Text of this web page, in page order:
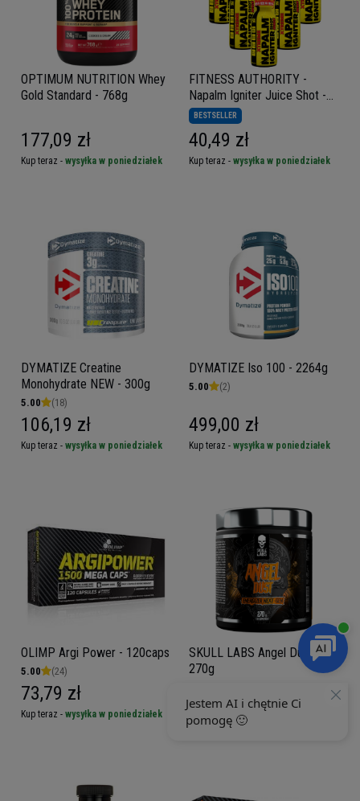
OPTIMUM NUTRITION Whey
Gold Standard - 768g
177,09 zł
Kup teraz - wysyłka w poniedziałek
FITNESS AUTHORITY -
Napalm Igniter Juice Shot -
12x 120ml
BESTSELLER
40,49 zł
Kup teraz - wysyłka w poniedziałek
DYMATIZE Creatine
Monohydrate NEW - 300g
5.00 (18)
106,19 zł
Kup teraz - wysyłka w poniedziałek
DYMATIZE Iso 100 - 2264g
5.00 (2)
499,00 zł
Kup teraz - wysyłka w poniedziałek
OLIMP Argi Power - 120caps
5.00 (24)
73,79 zł
Kup teraz - wysyłka w poniedziałek
SKULL LABS Angel Dust -
270g
47,19 zł
wysyłka w poniedziałek